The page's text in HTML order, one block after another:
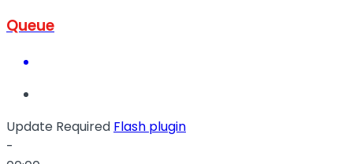
Queue
Update Required Flash plugin
-